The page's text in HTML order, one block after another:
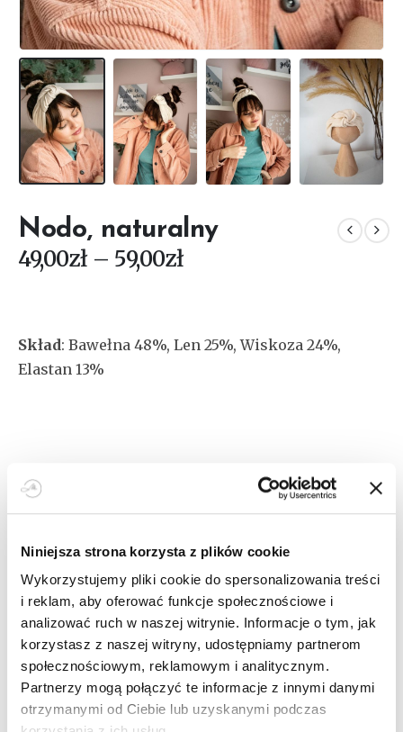
Niniejsza strona korzysta z plików cookie
Wykorzystujemy pliki cookie do spersonalizowania treści
i reklam, aby oferować funkcje społecznościowe i
analizować ruch w naszej witrynie. Informacje o tym, jak
korzystasz z naszej witryny, udostępniamy partnerom
społecznościowym, reklamowym i analitycznym.
Partnerzy mogą połączyć te informacje z innymi danymi
otrzymanymi od Ciebie lub uzyskanymi podczas
Nodo, naturalny
49,00zł – 59,00złZakres
do
Skład: Bawełna 48%, Len 25%, Wiskoza 24%,
Elastan 13%
SKU:
DODAJ DO KOSZYKA